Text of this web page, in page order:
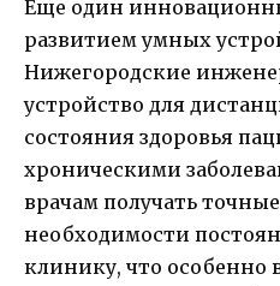
Еще один
развитием умных
Нижегородские
устройство для
состояния здоровья
хроническими
врачам получать
необходимости
клинику, что особенно